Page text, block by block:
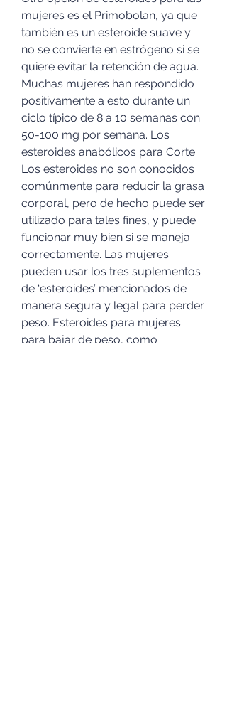
mujeres es el Primobolan, ya que
también es un esteroide suave y
no se convierte en estrógeno si se
quiere evitar la retención de agua.
Muchas mujeres han respondido
positivamente a esto durante un
ciclo típico de 8 a 10 semanas con
50-100 mg por semana. Los
esteroides anabólicos para Corte.
Los esteroides no son conocidos
comúnmente para reducir la grasa
corporal, pero de hecho puede ser
utilizado para tales fines, y puede
funcionar muy bien si se maneja
correctamente. Las mujeres
pueden usar los tres suplementos
de ‘esteroides’ mencionados de
manera segura y legal para perder
peso. Esteroides para mujeres
para bajar de peso, como